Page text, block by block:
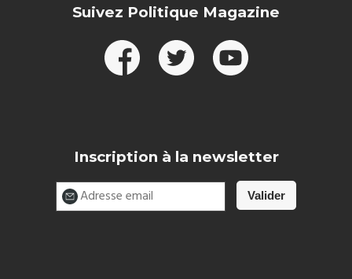
Suivez Politique Magazine
Inscription à la newsletter